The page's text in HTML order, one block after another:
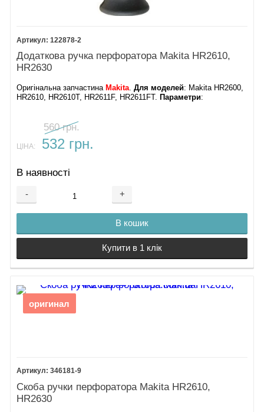
122878-2
Додаткова ручка перфоратора Makita HR2610,
HR2630
Оригінальна запчастина Makita.Для моделей: Makita HR2600,
HR2610, HR2610T, HR2611F, HR2611FT​. Параметри:
560 грн.
ЦІНА: 532 грн.
В наявності
- +
В кошик
Купити в 1 клік
оригинал
346181-9
Скоба ручки перфоратора Makita HR2610,
HR2630